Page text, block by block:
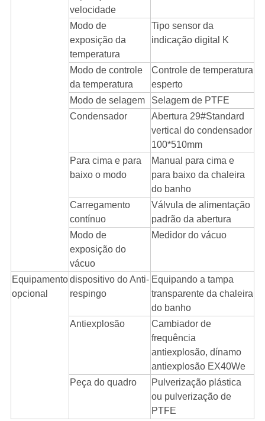
velocidade
Modo de
exposição da
temperatura
Tipo sensor da
indicação digital K
Modo de controle
da temperatura
Controle de temperatura
esperto
Modo de selagem
Selagem de PTFE
Condensador
Abertura 29#Standard
vertical do condensador
100*510mm
Para cima e para
baixo o modo
Manual para cima e
para baixo da chaleira
do banho
Carregamento
contínuo
Válvula de alimentação
padrão da abertura
Modo de
exposição do
vácuo
Medidor do vácuo
Equipamento
opcional
dispositivo do Anti-
respingo
Equipando a tampa
transparente da chaleira
do banho
Antiexplosão
Cambiador de
frequência
antiexplosão, dínamo
antiexplosão EX40We
Peça do quadro
Pulverização plástica
ou pulverização de
PTFE